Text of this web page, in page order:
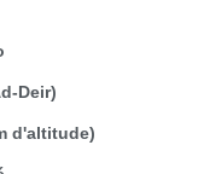
Deir)
d'altitude)